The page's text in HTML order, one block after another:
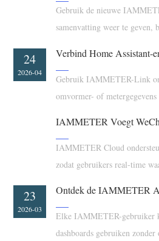
EV-lader
IAMMETER-simulator
Virtuele meter
Energievoorspellings- en
Toepassingen
Energiemonitor voor
Monitor voor
PV-
Domotica
Energiemonitoring voor
Winkel
Bronnen
Documentatie
Tutorialvideo
Contributor Center
Oplossingen
Contact
Gebruik de nieuwe
samenvatting weer te geven,
09
2026-05
Gebruik IAMMETER-Link
omvormer- of
24
2026-04
IAMMETER Voegt
IAMMETER Cloud
zodat gebruikers real-time
07
2026-04
Ontdek de IAMMETER
Elke IAMMETER-gebruiker
dashboards gebruiken
23
2026-03